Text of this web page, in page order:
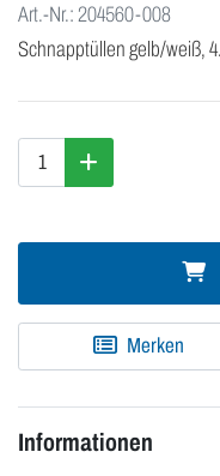
Art.-Nr.: 204560-008
Schnapptüllen gelb/weiß,
Merken
Informationen